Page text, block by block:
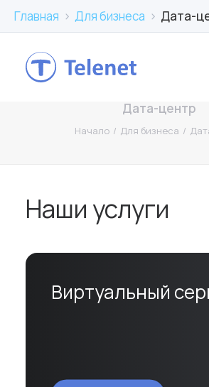
Главная › Для бизнеса › Дата-
Дата-центр
Начало Для бизнеса
Наши услуги
Виртуальный